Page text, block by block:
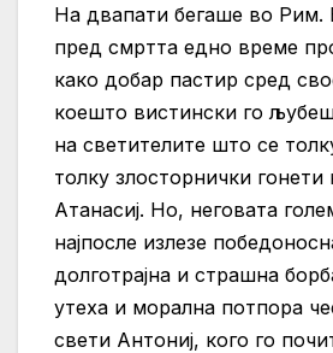
На двапати бегаше во Рим.
пред смртта едно време
како добар пастир сред
коешто вистински го
на светителите што се
толку злосторнички гонети
Атанасиј. Но, неговата
најпосле излезе
долготрајна и страшна
утеха и морална потпора
свети Антониј, кого го